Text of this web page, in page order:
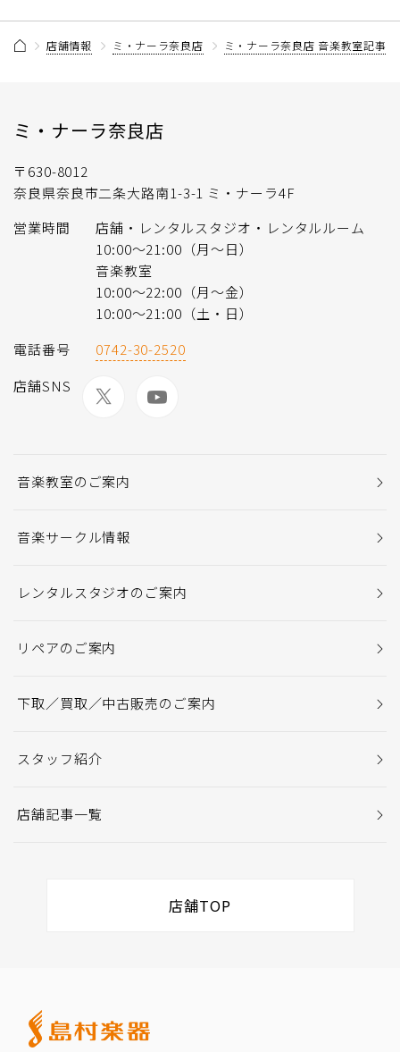
店舗情報 ミ・ナーラ奈良店 ミ・ナーラ奈良店 音楽教室記事
ミ・ナーラ奈良店
〒630-8012
奈良県奈良市二条大路南1-3-1 ミ・ナーラ4F
営業時間
店舗・レンタルスタジオ・レンタルルーム
10:00〜21:00（月〜日）
音楽教室
10:00〜22:00（月〜金）
10:00〜21:00（土・日）
電話番号
0742-30-2520
店舗SNS
音楽教室のご案内
音楽サークル情報
レンタルスタジオのご案内
リペアのご案内
下取／買取／中古販売のご案内
スタッフ紹介
店舗記事一覧
店舗TOP